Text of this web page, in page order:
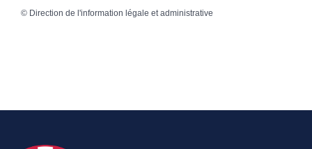
© Direction de l'information légale et administrative